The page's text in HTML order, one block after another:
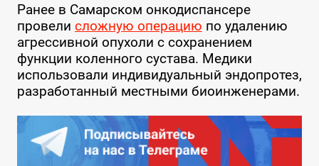
Ранее в Самарском онкодиспансере
провели сложную операцию по удалению
агрессивной опухоли с сохранением
функции коленного сустава. Медики
использовали индивидуальный эндопротез,
разработанный местными биоинженерами.